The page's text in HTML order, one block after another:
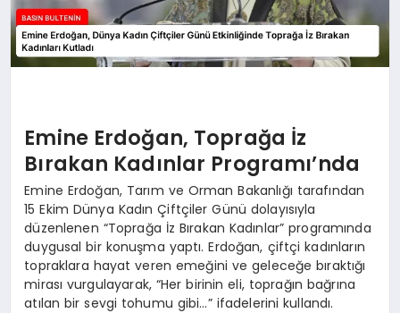
Emine Erdoğan, Toprağa İz
Bırakan Kadınlar Programı’nda
Emine Erdoğan, Tarım ve Orman Bakanlığı tarafından
15 Ekim Dünya Kadın Çiftçiler Günü dolayısıyla
düzenlenen “Toprağa İz Bırakan Kadınlar” programında
duygusal bir konuşma yaptı. Erdoğan, çiftçi kadınların
topraklara hayat veren emeğini ve geleceğe bıraktığı
mirası vurgulayarak, “Her birinin eli, toprağın bağrına
atılan bir sevgi tohumu gibi…” ifadelerini kullandı.